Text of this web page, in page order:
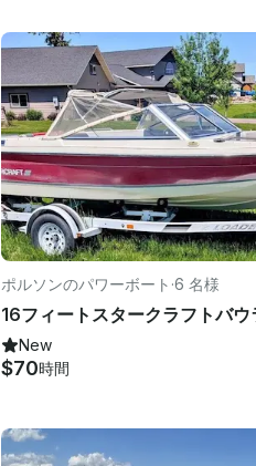
ポルソンのパワーボート ·6 名様
New
$70時間